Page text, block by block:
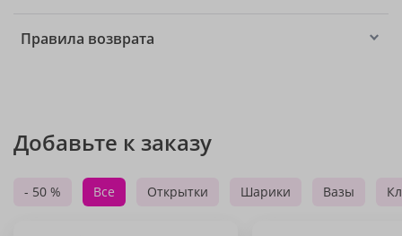
Правила возврата
Добавьте к заказу
- 50 % Все Открытки Шарики Вазы